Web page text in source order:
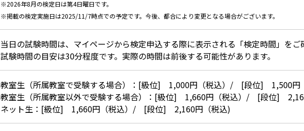
※2026年8月の検定日は第4日曜日です。
※掲載の検定実施日は2025/11/7時点での予定です。今後、都合により変更となる場合がございます。
当日の試験時間は、マイページから検定申込する際に表示される「検定時間」をご
試験時間の目安は30分程度です。実際の時間は前後する可能性があります。
教室生（所属教室で受験する場合）：[級位] 1,000円（税込）/ [段位] 1,500円
教室生（所属教室以外で受験する場合）：[級位] 1,660円（税込）/ [段位]
ネット生：[級位] 1,660円（税込）/ [段位] 2,160円（税込)